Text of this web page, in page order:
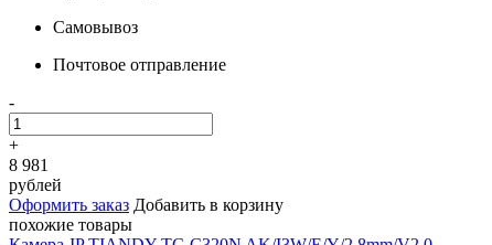
Самовывоз
Почтовое отправление
-
+
8 981
рублей
Оформить заказ Добавить в корзину
похожие товары